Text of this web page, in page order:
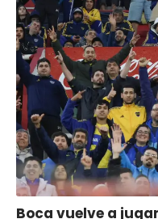
Boca vuelve a